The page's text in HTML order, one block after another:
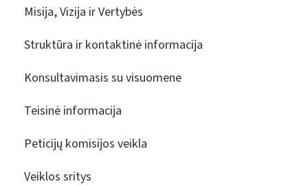
Misija, Vizija ir Vertybės
Struktūra ir kontaktinė informacija
Konsultavimasis su visuomene
Teisinė informacija
Peticijų komisijos veikla
Veiklos sritys